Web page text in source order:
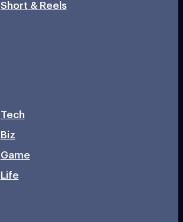
Short & Reels
Tech
Biz
Game
Life